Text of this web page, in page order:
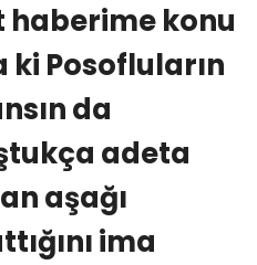
haberime konu
ki Posofluların
da
adeta
aşağı
ima